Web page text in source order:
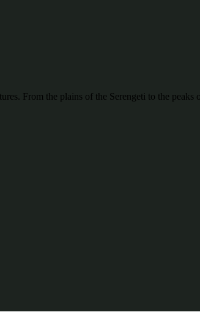
From the plains of the Serengeti to the